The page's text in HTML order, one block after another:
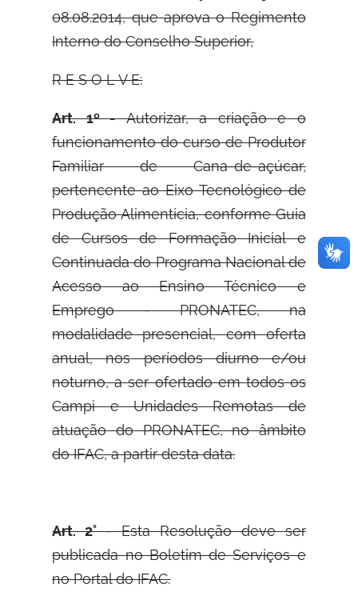
08.08.2014, que aprova o Regimento
Interno do Conselho Superior,
R E S O L V E:
Art. 1º -Autorizar, a criação e o
funcionamento do curso de Produtor
Familiar de Cana-de-açúcar,
pertencente ao Eixo Tecnológico de
Produção Alimentícia, conforme Guia
de Cursos de Formação Inicial e
Continuada do Programa Nacional de
Acesso ao Ensino Técnico e
Emprego - PRONATEC, na
modalidade presencial, com oferta
anual, nos períodos diurno e/ou
noturno, a ser ofertado em todos os
Campi e Unidades Remotas de
atuação do PRONATEC, no âmbito
do IFAC, a partir desta data.
Art. 2°- Esta Resolução deve ser
publicada no Boletim de Serviços e
no Portal do IFAC.